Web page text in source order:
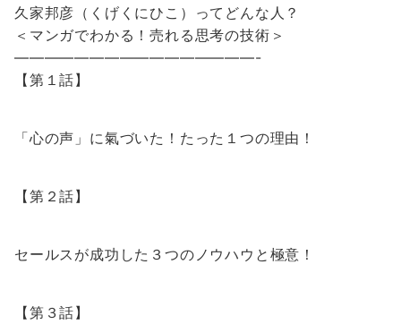
久家邦彦（くげくにひこ）ってどんな人？
＜マンガでわかる！売れる思考の技術＞
————————————————-
【第１話】
「心の声」に氣づいた！たった１つの理由！
【第２話】
セールスが成功した３つの ノウハウと極意！
【第３話】